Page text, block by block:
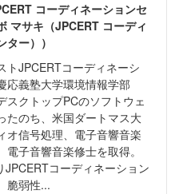
コーディネーションセ
マサキ（JPCERT コーディ
ー））
トJPCERTコーディネーシ
応義塾大学環境情報学部
スクトップPCのソフトウェ
たのち、米国ダートマス大
オ信号処理、電子音響音楽
電子音響音楽修士を取得。
JPCERTコーディネーション
脆弱性...